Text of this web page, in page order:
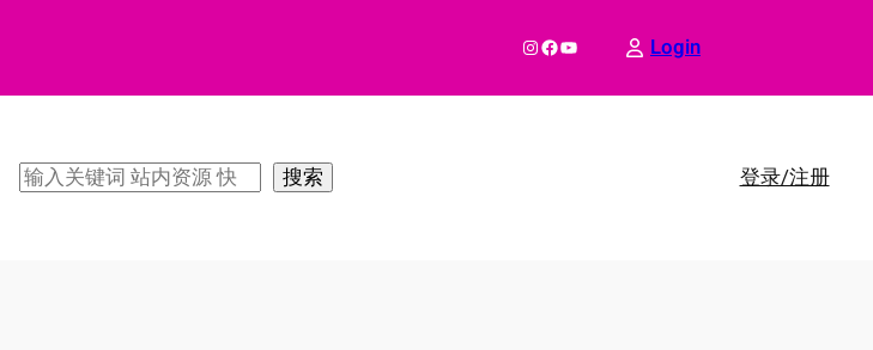
InstagramFacebook YouTube Login
搜
搜索 登录/注册